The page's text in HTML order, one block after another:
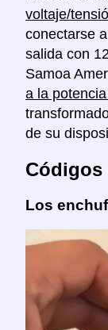
voltaje/
conectarse
salida con
Samoa
a la
de su
Códigos
Los